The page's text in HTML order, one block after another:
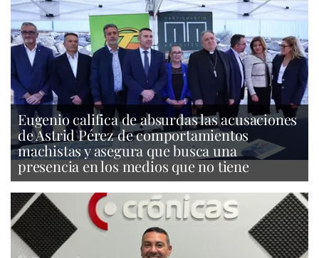
Eugenio califica de absurdas las acusaciones
de Astrid Pérez de comportamientos
machistas y asegura que busca una
presencia en los medios que no tiene